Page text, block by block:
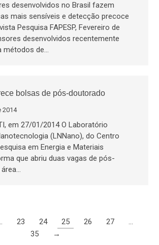
desenvolvidos no Brasil fazem
mais sensíveis e detecção precoce
Pesquisa FAPESP, Fevereiro de
desenvolvidos recentemente
métodos de…
bolsas de pós-doutorado
2014
em 27/01/2014 O Laboratório
(LNNano), do Centro
em Energia e Materiais
que abriu duas vagas de pós-
23 24 25 26 27
…
35
→